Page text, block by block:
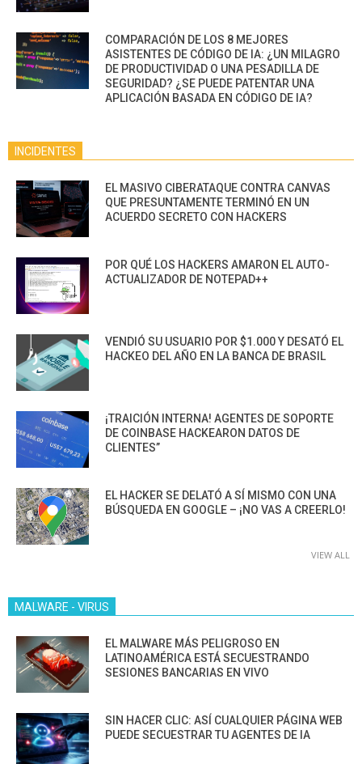
COMPARACIÓN DE LOS 8 MEJORES
ASISTENTES DE CÓDIGO DE IA: ¿UN MILAGRO
DE PRODUCTIVIDAD O UNA PESADILLA DE
SEGURIDAD? ¿SE PUEDE PATENTAR UNA
APLICACIÓN BASADA EN CÓDIGO DE IA?
INCIDENTES
EL MASIVO CIBERATAQUE CONTRA CANVAS
QUE PRESUNTAMENTE TERMINÓ EN UN
ACUERDO SECRETO CON HACKERS
POR QUÉ LOS HACKERS AMARON EL AUTO-
ACTUALIZADOR DE NOTEPAD++
VENDIÓ SU USUARIO POR $1.000 Y DESATÓ EL
HACKEO DEL AÑO EN LA BANCA DE BRASIL
¡TRAICIÓN INTERNA! AGENTES DE SOPORTE
DE COINBASE HACKEARON DATOS DE
CLIENTES”
EL HACKER SE DELATÓ A SÍ MISMO CON UNA
BÚSQUEDA EN GOOGLE – ¡NO VAS A CREERLO!
VIEW ALL
MALWARE - VIRUS
EL MALWARE MÁS PELIGROSO EN
LATINOAMÉRICA ESTÁ SECUESTRANDO
SESIONES BANCARIAS EN VIVO
SIN HACER CLIC: ASÍ CUALQUIER PÁGINA WEB
PUEDE SECUESTRAR TU AGENTES DE IA